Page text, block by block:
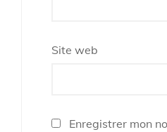
Site web
Enregistrer mon